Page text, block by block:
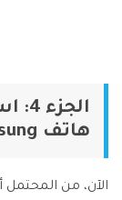
هاتف Samsung الخاص بك